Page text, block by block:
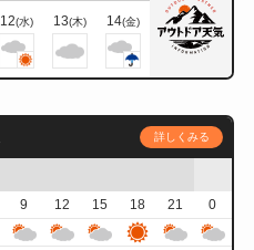
12(水) 13(木) 14(金)
詳しくみる
9 12 15 18 21
0